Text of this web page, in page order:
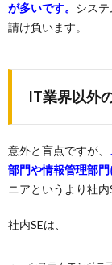
が多いです。 シス
請け負います。
IT業界以外
意外と盲点ですが、
部門や情報管理部門
ニアというより社内
社内SEは、